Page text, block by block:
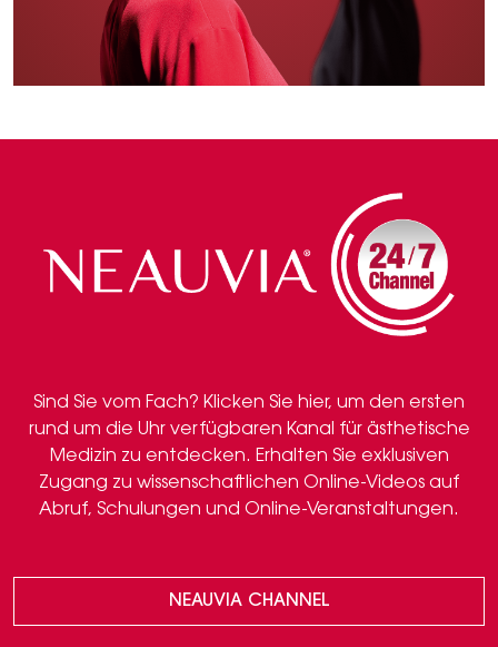
Sind Sie vom Fach? Klicken Sie hier, um den ersten
rund um die Uhr verfügbaren Kanal für ästhetische
Medizin zu entdecken. Erhalten Sie exklusiven
Zugang zu wissenschaftlichen Online-Videos auf
Abruf, Schulungen und Online-Veranstaltungen.
NEAUVIA CHANNEL